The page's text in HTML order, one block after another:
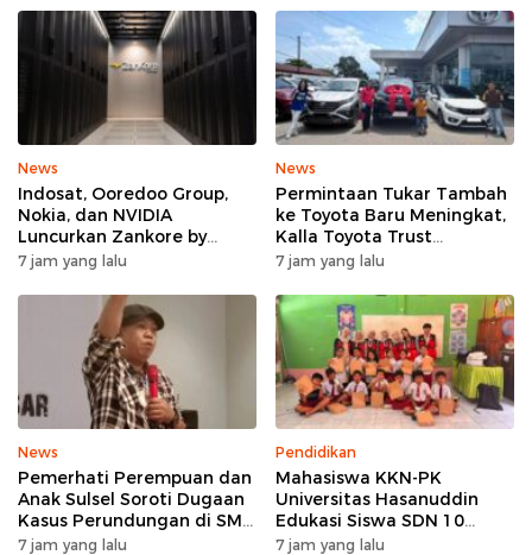
News
Indosat, Ooredoo Group,
Nokia, dan NVIDIA
Luncurkan Zankore by
Indosat, Siap Layani
dengan Platform
Infrastruktur AI
Terintegerasi
7 jam yang lalu
News
Permintaan Tukar Tambah
ke Toyota Baru Meningkat,
Kalla Toyota Trust
Catatkan Rekor Baru di Juli
7 jam yang lalu
News
Pemerhati Perempuan dan
Anak Sulsel Soroti Dugaan
Kasus Perundungan di SMP
Negeri 3 Makassar, TPPK
7 jam yang lalu
Pendidikan
Mahasiswa KKN-PK
Universitas Hasanuddin
Edukasi Siswa SDN 10
Otting tentang
7 jam yang lalu